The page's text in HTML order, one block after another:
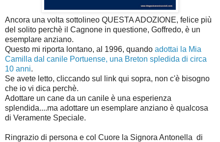
Ancora una volta sottolineo QUESTA ADOZIONE, felice più
del solito perchè il Cagnone in questione, Goffredo, è un
esemplare anziano.
Questo mi riporta lontano, al 1996, quando adottai la Mia
Camilla dal canile Portuense, una Breton spledida di circa
10 anni.
Se avete letto, cliccando sul link qui sopra, non c'è bisogno
che io vi dica perchè.
Adottare un cane da un canile è una esperienza
splendida....ma adottare un esemplare anziano è qualcosa
di Veramente Speciale.
Ringrazio di persona e col Cuore la Signora Antonella di